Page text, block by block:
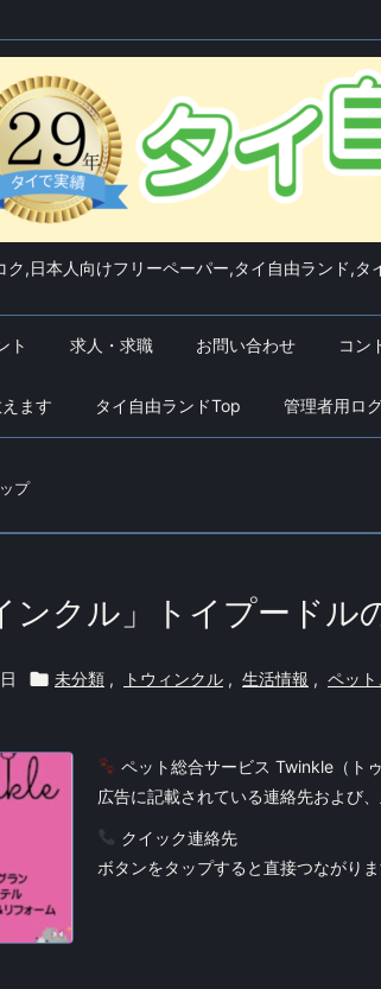
ク,日本人向けフリーペーパー,タイ自由ランド,
ト 求人・求職 お問い合わせ コン
ます タイ自由ランドTop 管理者用ロ
プ
ンクル」トイプードル
 未分類 , トウィンクル , 生活情報 , ペット
ペット総合サービス Twinkle（トゥ
広告に記載されている連絡先および
クイック連絡先
ボタンをタップすると直接つながり